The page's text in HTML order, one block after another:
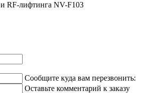
RF-лифтинга NV-F103
Сообщите куда вам перезвонить:
Оставьте комментарий к заказу